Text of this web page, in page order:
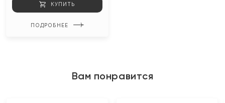
КУПИТЬ
ПОДРОБНЕЕ
Вам понравится